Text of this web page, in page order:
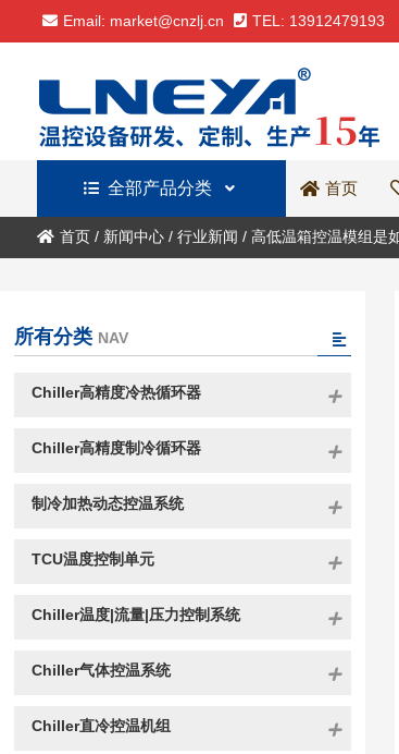
Email: market@cnzlj.cn TEL: 13912479193
全部产品分类 首页
首页/ 新闻中心/ 行业新闻 / 高低温箱控温模组是
所有分类 NAV
Chiller高精度冷热循环器
Chiller高精度制冷循环器
制冷加热动态控温系统
TCU温度控制单元
Chiller温度|流量|压力控制系统
Chiller气体控温系统
Chiller直冷控温机组